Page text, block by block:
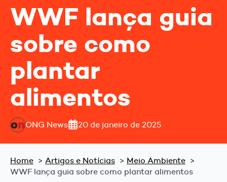
WWF lança guia
sobre como
plantar
alimentos
ONG News 20 de janeiro de 2025
Home Artigos e Notícias
Meio Ambiente
WWF lança guia sobre como plantar alimentos